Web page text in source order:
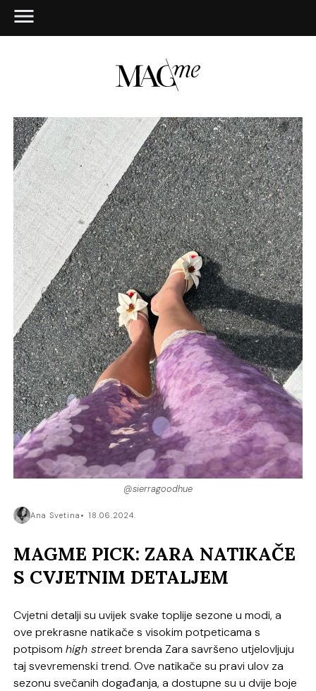
@sierragoodhue
Ana Svetina 18.06.2024.
MAGME PICK: ZARA NATIKAČE
S CVJETNIM DETALJEM
Cvjetni detalji su uvijek svake toplije sezone u modi, a
ove prekrasne natikače s visokim potpeticama s
potpisomhigh streetbrenda Zara savršeno utjelovljuju
taj svevremenski trend. Ove natikače su pravi ulov za
sezonu svečanih događanja, a dostupne su u dvije boje